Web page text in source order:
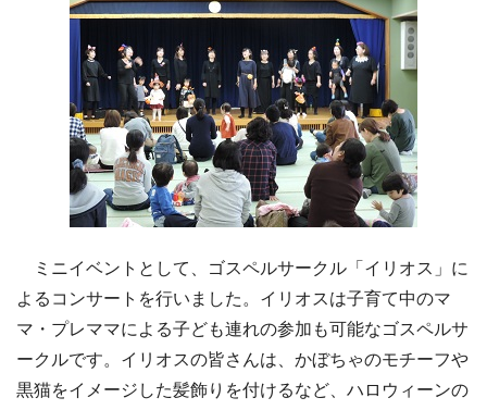
ミニイベントとして、ゴスペルサークル「イリオス」に
よるコンサートを行いました。イリオスは子育て中のマ
マ・プレママによる子ども連れの参加も可能なゴスペルサ
ークルです。イリオスの皆さんは、かぼちゃのモチーフや
黒猫をイメージした髪飾りを付けるなど、ハロウィーンの